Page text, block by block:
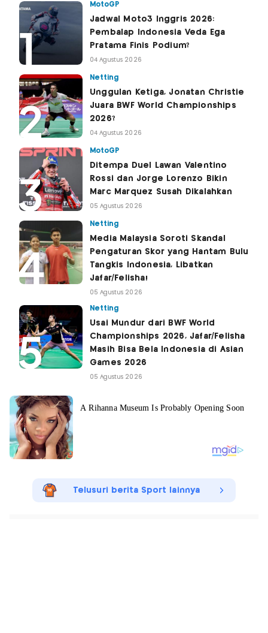
MotoGP
Jadwal Moto3 Inggris 2026:
Pembalap Indonesia Veda Ega
Pratama Finis Podium?
04 Agustus 2026
Netting
Unggulan Ketiga, Jonatan Christie
Juara BWF World Championships
2026?
04 Agustus 2026
MotoGP
Ditempa Duel Lawan Valentino
Rossi dan Jorge Lorenzo Bikin
Marc Marquez Susah Dikalahkan
05 Agustus 2026
Netting
Media Malaysia Soroti Skandal
Pengaturan Skor yang Hantam Bulu
Tangkis Indonesia, Libatkan
Jafar/Felisha!
05 Agustus 2026
Netting
Usai Mundur dari BWF World
Championships 2026, Jafar/Felisha
Masih Bisa Bela Indonesia di Asian
Games 2026
05 Agustus 2026
Telusuri berita Sport lainnya